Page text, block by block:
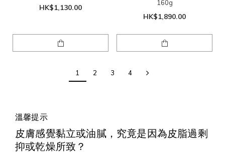
HK$1,130.00
160g
HK$1,890.00
1 2 3 4
溫馨提示
皮膚感覺黏立或油膩，究竟是因為皮脂過剩
抑或乾燥所致？